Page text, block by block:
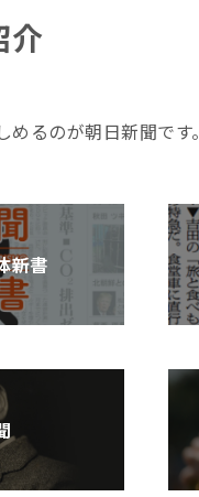
介
るのが朝日新聞です。
新書